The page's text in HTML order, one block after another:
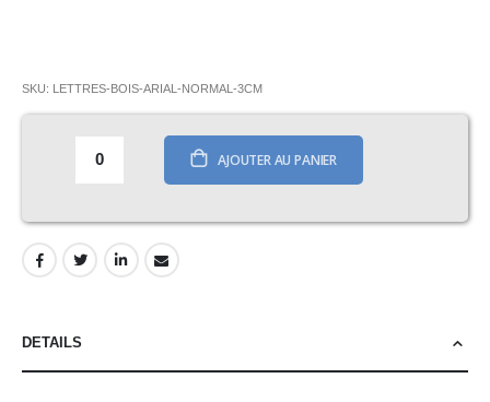
SKU LETTRES-BOIS-ARIAL-NORMAL-3CM
AJOUTER AU PANIER
DETAILS